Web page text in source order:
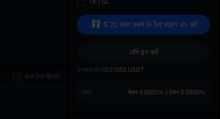
TP / SL
$ 20 क्लेम करने के लिए साइन अप करें
लॉग इन करें
उच्चतम बोली0.07052 USDT
फ़ीस मेकर 0.0000% / टेकर 0.0500%
अन्य पेयर छिपाएँ